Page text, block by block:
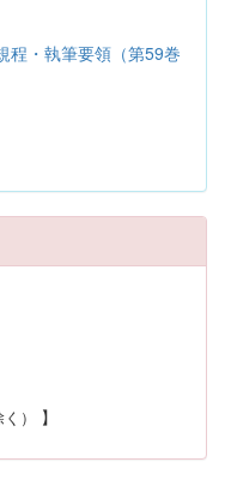
程・執筆要領（第59巻
） 】